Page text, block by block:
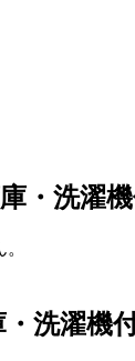
洗濯機
洗濯機